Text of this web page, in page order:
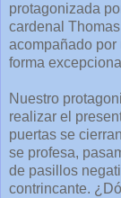
protagonizada
cardenal
acompañado por
forma
Nuestro
realizar el
puertas se
se profesa,
de pasillos
contrincante.